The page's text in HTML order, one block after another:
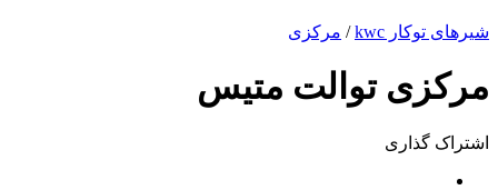
شیرهای توکار kwc / مرکزی
مرکزی توالت متيس
اشتراک ‌گذاری